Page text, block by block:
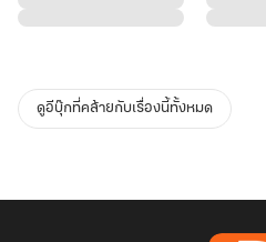
ดูอีบุ๊กที่คล้ายกับเรื่องนี้ทั้งหมด